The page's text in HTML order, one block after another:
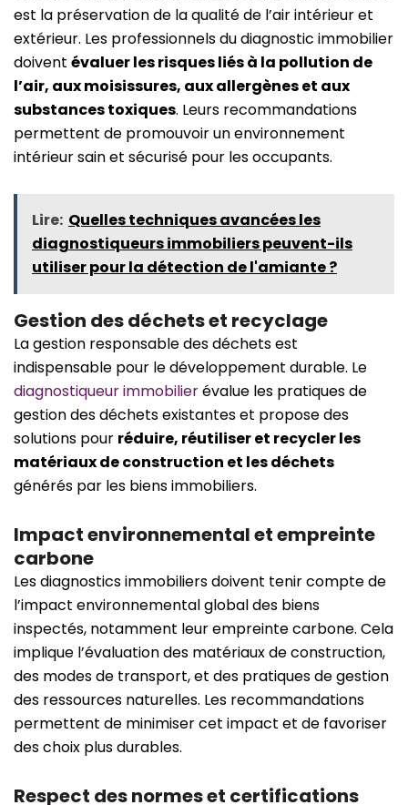
est la préservation de la qualité de l’air intérieur et
extérieur. Les professionnels du diagnostic immobilier
doivent évaluer les risques liés à la pollution de
l’air, aux moisissures, aux allergènes et aux
substances toxiques. Leurs recommandations
permettent de promouvoir un environnement
intérieur sain et sécurisé pour les occupants.
Lire: Quelles techniques avancées les
diagnostiqueurs immobiliers peuvent-ils
utiliser pour la détection de l'amiante ?
Gestion des déchets et recyclage
La gestion responsable des déchets est
indispensable pour le développement durable. Le
diagnostiqueur immobilierévalue les pratiques de
gestion des déchets existantes et propose des
solutions pour réduire, réutiliser et recycler les
matériaux de construction et les déchets
générés par les biens immobiliers.
Impact environnemental et empreinte
carbone
Les diagnostics immobiliers doivent tenir compte de
l’impact environnemental global des biens
inspectés, notamment leur empreinte carbone. Cela
implique l’évaluation des matériaux de construction,
des modes de transport, et des pratiques de gestion
des ressources naturelles. Les recommandations
permettent de minimiser cet impact et de favoriser
des choix plus durables.
Respect des normes et certifications